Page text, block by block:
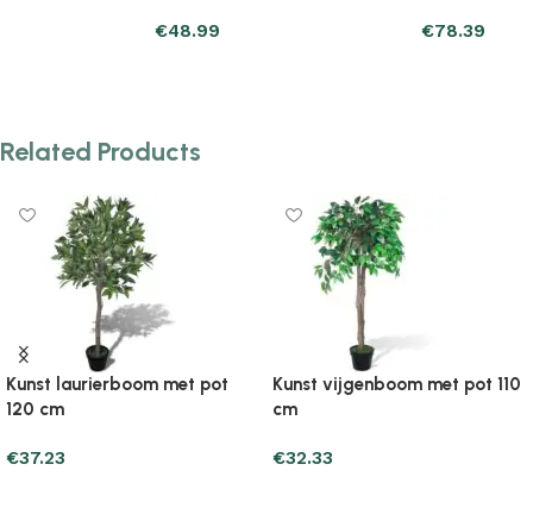
Related Products
met pot 110
Kunst vijgenboom met pot 60
Kunst